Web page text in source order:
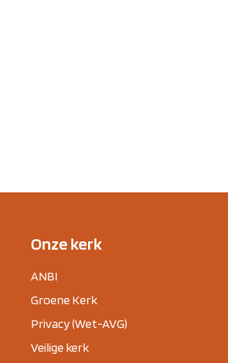
Onze kerk
ANBI
Groene Kerk
Privacy (Wet-AVG)
Veilige kerk